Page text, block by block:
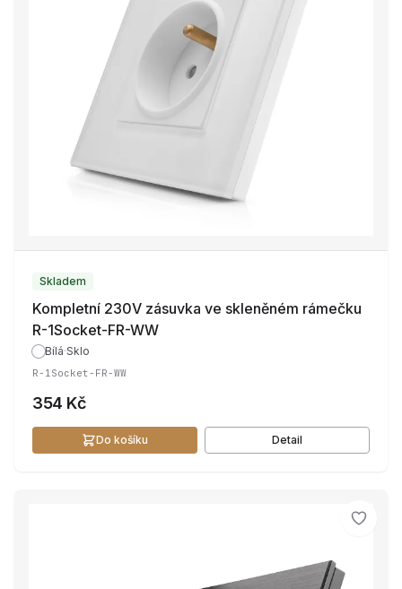
Skladem
Kompletní 230V zásuvka ve skleněném rámečku
R-1Socket-FR-WW
Bílá·Sklo
R-1Socket-FR-WW
354 Kč
Do košíku Detail